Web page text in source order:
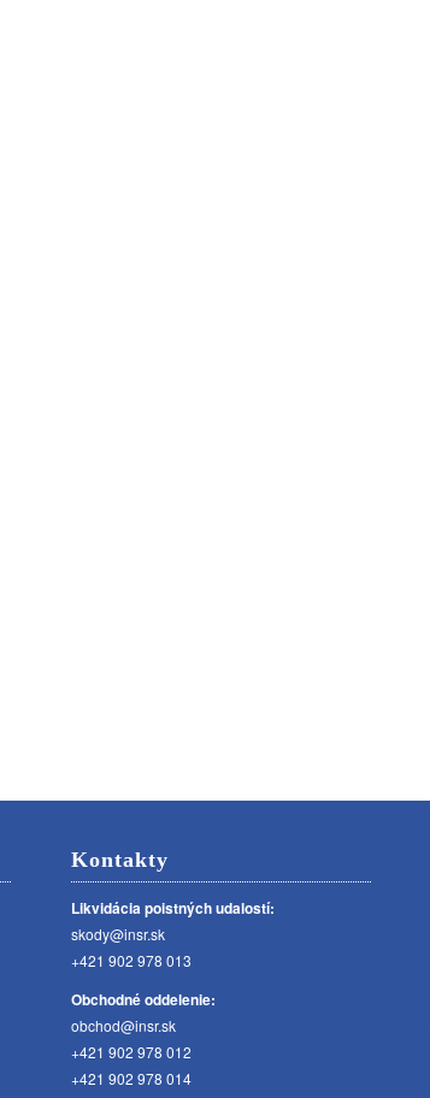
Kontakty
Likvidácia poistných udalostí:
skody@insr.sk
+421 902 978 013
Obchodné oddelenie:
obchod@insr.sk
+421 902 978 012
+421 902 978 014